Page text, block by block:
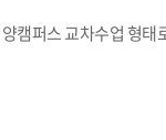
캠퍼스 교차수업 형태